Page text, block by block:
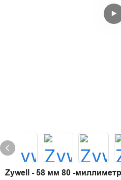
Zywell - 58 мм 80 -